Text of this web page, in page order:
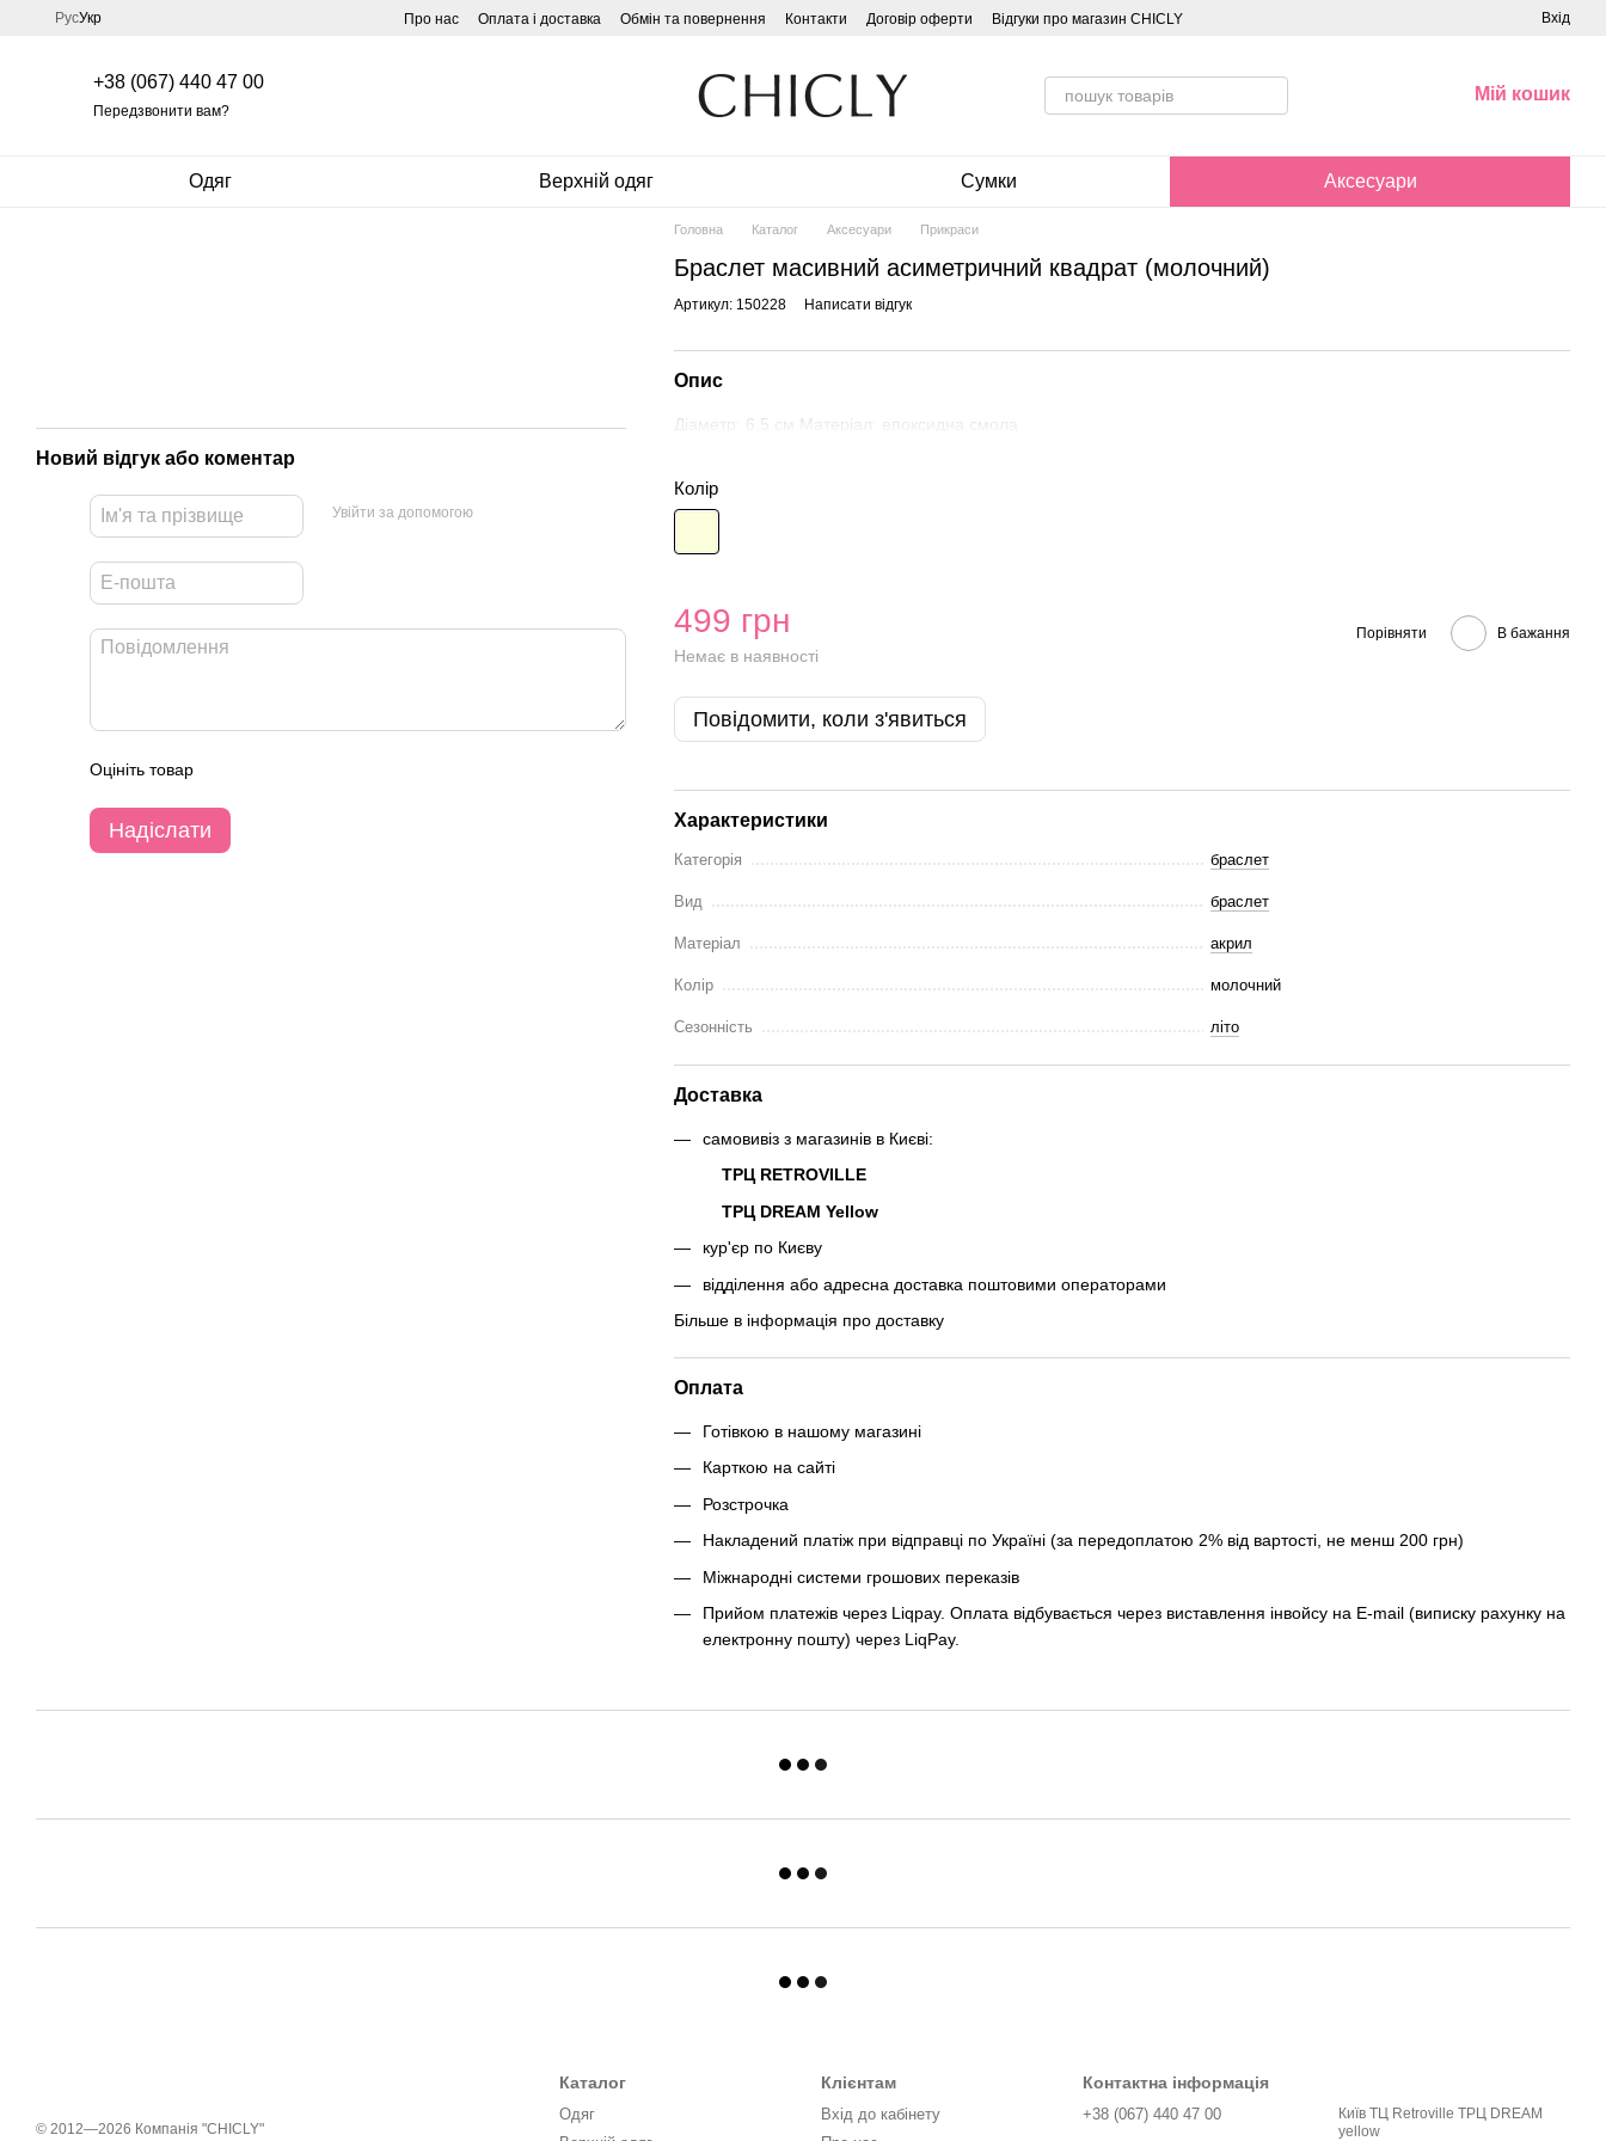
Перейти до основного контенту
РусУкр Про нас Оплата і доставка Обмін та повернення Контакти Договір оферти Відгуки про магазин CHICLY Вхід
+38 (067) 440 47 00
Передзвонити вам?
Мій кошик
Одяг Верхній одяг Сумки Аксесуари
Новий відгук або коментар
Увійти за допомогою
Оцініть товар
Надіслати
Головна Каталог Аксесуари Прикраси
Браслет масивний асиметричний квадрат (молочний)
Артикул: 150228 Написати відгук
Опис
Діаметр: 6,5 см Матеріал: епоксидна смола
Колір
499 грн
Немає в наявності
Порівняти В бажання
Повідомити, коли з'явиться
Характеристики
Категорія браслет
Вид браслет
Матеріал акрил
Колір молочний
Сезонність літо
Доставка
самовивіз з магазинів в Києві:
ТРЦ RETROVILLE
ТРЦ DREAM Yellow
кур'єр по Києву
відділення або адресна доставка поштовими операторами
Більше в інформація про доставку
Оплата
Готівкою в нашому магазині
Карткою на сайті
Розстрочка
Накладений платіж при відправці по Україні (за передоплатою 2% від вартості, не менш 200 грн)
Міжнародні системи грошових переказів
Прийом платежів через Liqpay. Оплата відбувається через виставлення інвойсу на E-mail (виписку рахунку на
електронну пошту) через LiqPay.
© 2012—2026 Компанія "CHICLY"
Каталог
Одяг
Клієнтам
Вхід до кабінету
Контактна інформація
+38 (067) 440 47 00
Київ ТЦ Retroville ТРЦ DREAM
yellow